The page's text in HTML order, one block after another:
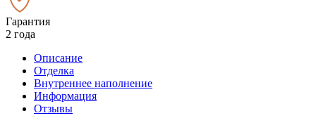
Гарантия
2 года
Описание
Отделка
Внутреннее наполнение
Информация
Отзывы